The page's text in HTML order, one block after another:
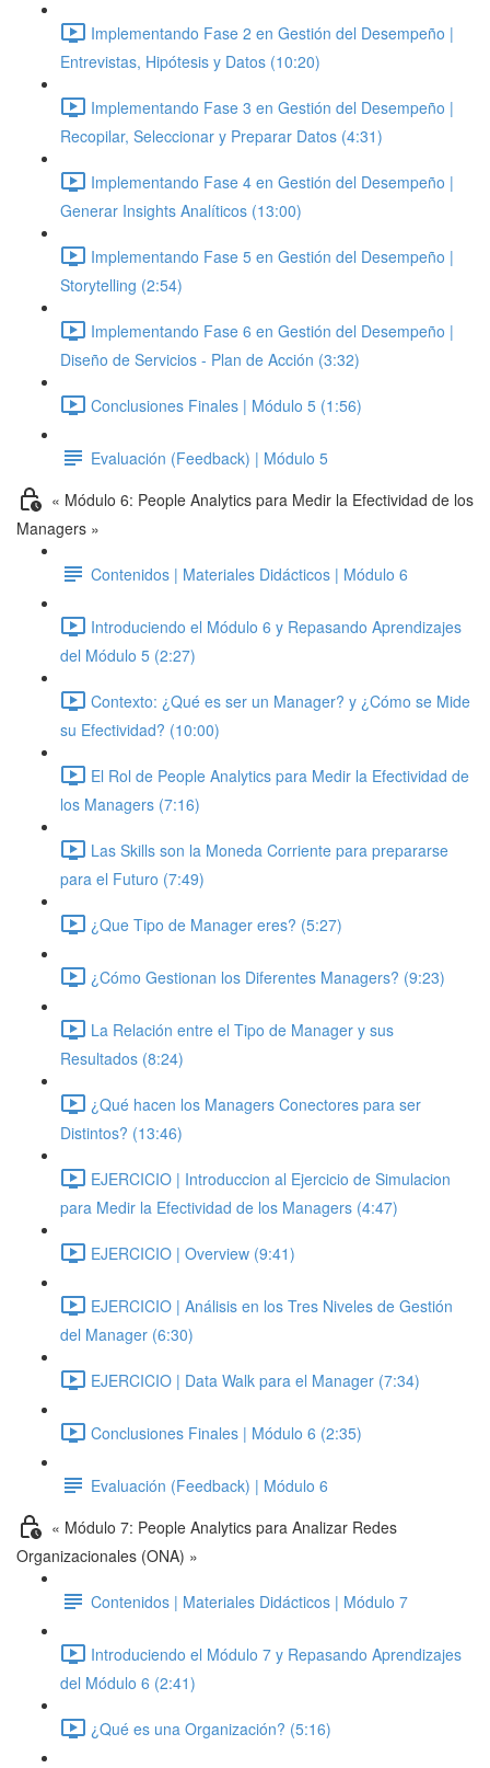
Implementando Fase 2 en Gestión del Desempeño |
Entrevistas, Hipótesis y Datos (10:20)
Implementando Fase 3 en Gestión del Desempeño |
Recopilar, Seleccionar y Preparar Datos (4:31)
Implementando Fase 4 en Gestión del Desempeño |
Generar Insights Analíticos (13:00)
Implementando Fase 5 en Gestión del Desempeño |
Storytelling (2:54)
Implementando Fase 6 en Gestión del Desempeño |
Diseño de Servicios - Plan de Acción (3:32)
Conclusiones Finales | Módulo 5 (1:56)
Evaluación (Feedback) | Módulo 5
« Módulo 6: People Analytics para Medir la Efectividad de los
Managers »
Contenidos | Materiales Didácticos | Módulo 6
Introduciendo el Módulo 6 y Repasando Aprendizajes
del Módulo 5 (2:27)
Contexto: ¿Qué es ser un Manager? y ¿Cómo se Mide
su Efectividad? (10:00)
El Rol de People Analytics para Medir la Efectividad de
los Managers (7:16)
Las Skills son la Moneda Corriente para prepararse
para el Futuro (7:49)
¿Que Tipo de Manager eres? (5:27)
¿Cómo Gestionan los Diferentes Managers? (9:23)
La Relación entre el Tipo de Manager y sus
Resultados (8:24)
¿Qué hacen los Managers Conectores para ser
Distintos? (13:46)
EJERCICIO | Introduccion al Ejercicio de Simulacion
para Medir la Efectividad de los Managers (4:47)
EJERCICIO | Overview (9:41)
EJERCICIO | Análisis en los Tres Niveles de Gestión
del Manager (6:30)
EJERCICIO | Data Walk para el Manager (7:34)
Conclusiones Finales | Módulo 6 (2:35)
Evaluación (Feedback) | Módulo 6
« Módulo 7: People Analytics para Analizar Redes
Organizacionales (ONA) »
Contenidos | Materiales Didácticos | Módulo 7
Introduciendo el Módulo 7 y Repasando Aprendizajes
del Módulo 6 (2:41)
¿Qué es una Organización? (5:16)